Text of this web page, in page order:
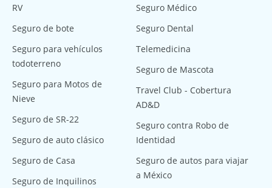
RV
Seguro de bote
Seguro para vehículos
todoterreno
Seguro para Motos de
Nieve
Seguro de SR-22
Seguro de auto clásico
Seguro de Casa
Seguro de Inquilinos
Seguro Médico
Seguro Dental
Telemedicina
Seguro de Mascota
Travel Club - Cobertura
AD&D
Seguro contra Robo de
Identidad
Seguro de autos para viajar
a México